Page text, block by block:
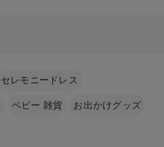
セレモニードレス
ベビー 雑貨 お出かけグッズ